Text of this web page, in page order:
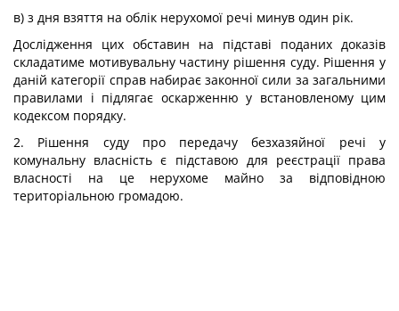
в) з дня взяття на облік нерухомої речі минув один рік.
Дослідження цих обставин на підставі поданих доказів
складатиме мотивувальну частину рішення суду. Рішення у
даній категорії справ набирає законної сили за загальними
правилами і підлягає оскарженню у встановленому цим
кодексом порядку.
2. Рішення суду про передачу безхазяйної речі у
комунальну власність є підставою для реєстрації права
власності на це нерухоме майно за відповідною
територіальною громадою.